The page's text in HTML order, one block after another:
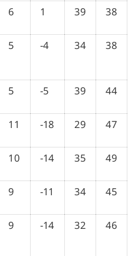
6 1 39 38
5 -4 34 38
5 -5 39 44
11 -18 29 47
10 -14 35 49
9 -11 34 45
9 -14 32 46